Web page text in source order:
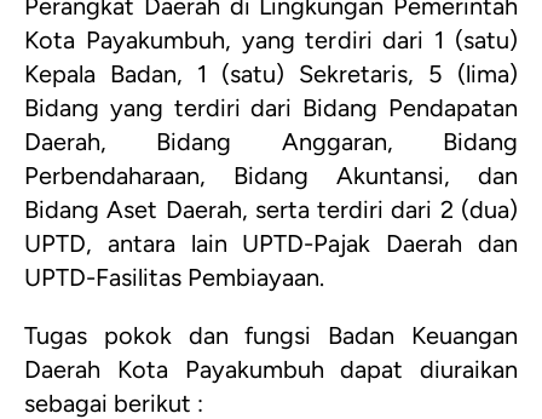
Perangkat Daerah di Lingkungan Pemerintah
Kota Payakumbuh, yang terdiri dari 1 (satu)
Kepala Badan, 1 (satu) Sekretaris, 5 (lima)
Bidang yang terdiri dari Bidang Pendapatan
Daerah, Bidang Anggaran, Bidang
Perbendaharaan, Bidang Akuntansi, dan
Bidang Aset Daerah, serta terdiri dari 2 (dua)
UPTD, antara lain UPTD-Pajak Daerah dan
UPTD-Fasilitas Pembiayaan.
Tugas pokok dan fungsi Badan Keuangan
Daerah Kota Payakumbuh dapat diuraikan
sebagai berikut :